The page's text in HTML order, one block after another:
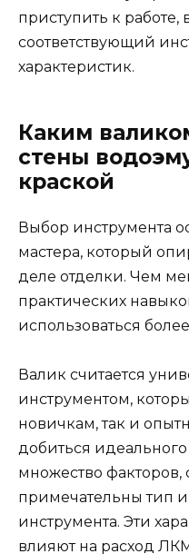
приступить к работе,
соответствующий
характеристик.
Каким
стены
краской
Выбор инструмента
мастера, который
деле отделки. Чем
практических
использоваться
Валик считается
инструментом,
новичкам, так и
добиться
множество факторов,
примечательны тип
инструмента. Эти
влияют на расход